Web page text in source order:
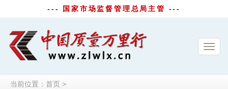
--- 国家市场监督管理总局主管 ---
当前位置： 首页 >